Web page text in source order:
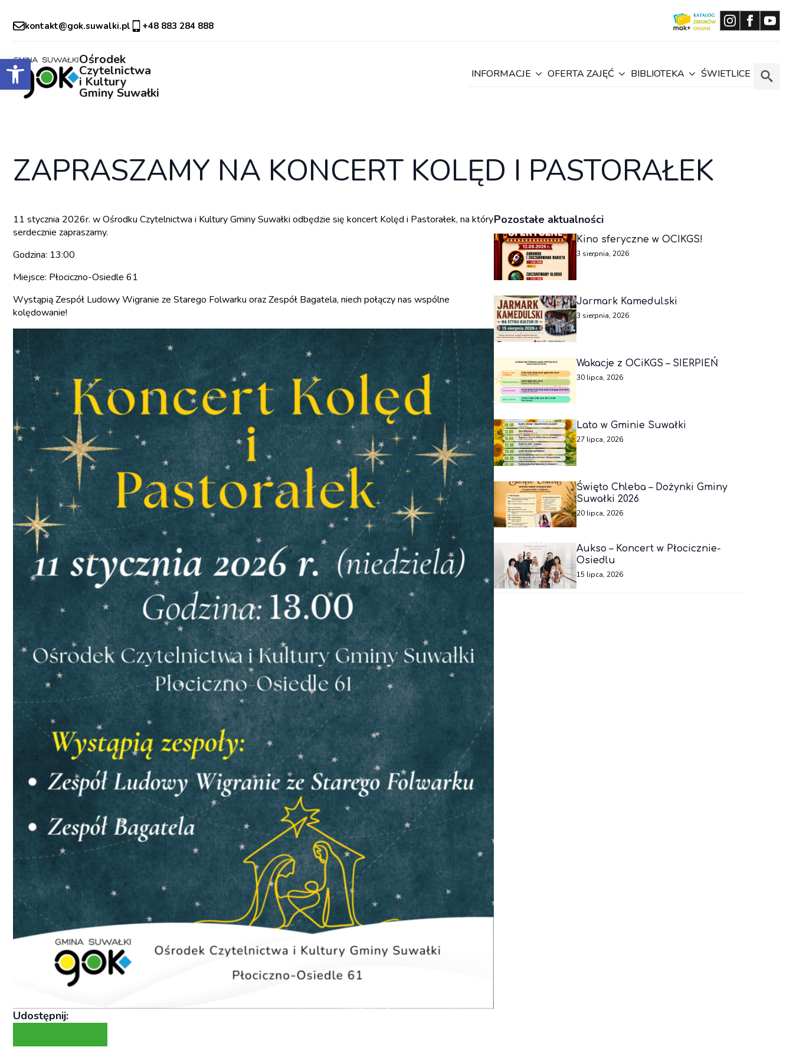
Otwórz pasek narzędzi
kontakt@gok.suwalki.pl +48 883 284 888
Ośrodek
Czytelnictwa
i Kultury
Gminy Suwałki
INFORMACJE OFERTA ZAJĘĆ BIBLIOTEKA
ŚWIETLICE
ZAPRASZAMY NA KONCERT KOLĘD I PASTORAŁEK
11 stycznia 2026r. w Ośrodku Czytelnictwa i Kultury Gminy Suwałki odbędzie się koncert Kolęd i Pastorałek, na który
serdecznie zapraszamy.
Godzina: 13:00
Miejsce: Płociczno-Osiedle 61
Wystąpią Zespół Ludowy Wigranie ze Starego Folwarku oraz Zespół Bagatela, niech połączy nas wspólne
kolędowanie!
Udostępnij:
Pozostałe aktualności
Kino sferyczne w OCIKGS!
3 sierpnia, 2026
Jarmark Kamedulski
3 sierpnia, 2026
Wakacje z OCiKGS – SIERPIEŃ
30 lipca, 2026
Lato w Gminie Suwałki
27 lipca, 2026
Święto Chleba – Dożynki Gminy
Suwałki 2026
20 lipca, 2026
Aukso – Koncert w Płocicznie-
Osiedlu
15 lipca, 2026